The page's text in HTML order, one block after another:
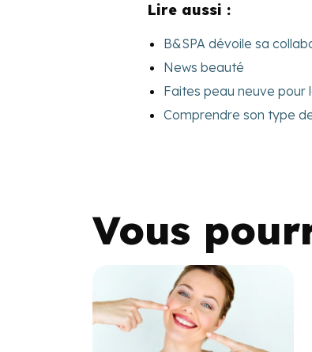
Lire aussi :
B&SPA dévoile sa
News beauté
Faites peau neuve pour
Comprendre son type
Vous